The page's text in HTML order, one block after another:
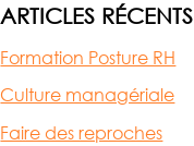
ARTICLES RÉCENTS
Formation Posture RH
Culture managériale
Faire des reproches